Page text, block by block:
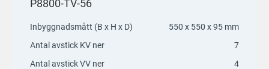
P8800-TV-56
Inbyggnadsmått (B x H x D)
550 x 550 x 95 mm
Antal avstick KV ner
7
Antal avstick VV ner
4